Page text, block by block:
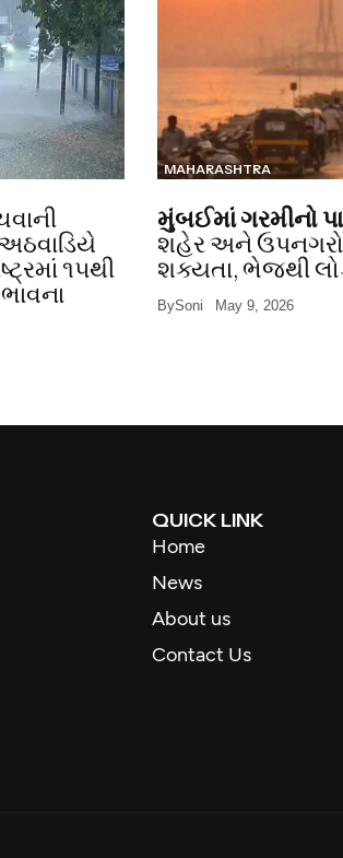
૧૫થી
MAHARASHTRA
મુંબઈમાં ગરમીનો
શહેર અને
શક્યતા, ભેજથી
BySoni May 9, 2026
QUICK LINK
Home
News
About us
Contact Us